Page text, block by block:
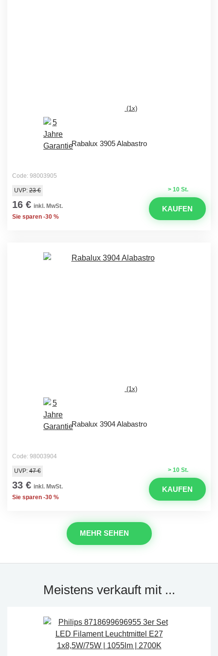
(1x)
Rabalux 3905 Alabastro
Code: 98003905
> 10 St.
UVP: 23 €
16 € inkl. MwSt.
Sie sparen -30 %
KAUFEN
(1x)
Rabalux 3904 Alabastro
Code: 98003904
> 10 St.
UVP: 47 €
33 € inkl. MwSt.
Sie sparen -30 %
KAUFEN
MEHR SEHEN
Meistens verkauft mit ...